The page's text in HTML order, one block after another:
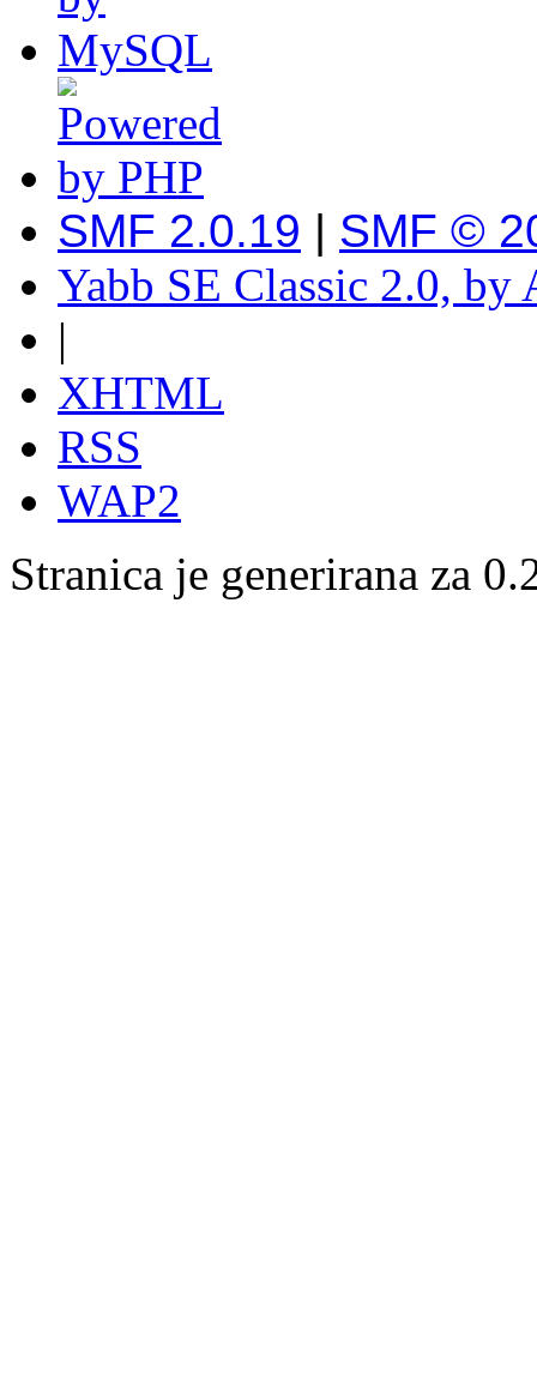
SMF 2.0.19 | SMF ©
Yabb SE Classic 2.0, by
|
XHTML
RSS
WAP2
Stranica je generirana za